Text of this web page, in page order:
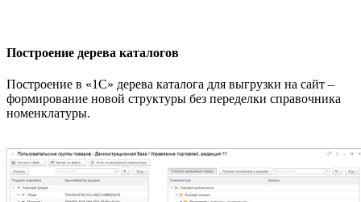
Построение дерева каталогов
Построение в «1С» дерева каталога для выгрузки на сайт –
формирование новой структуры без переделки справочника
номенклатуры.